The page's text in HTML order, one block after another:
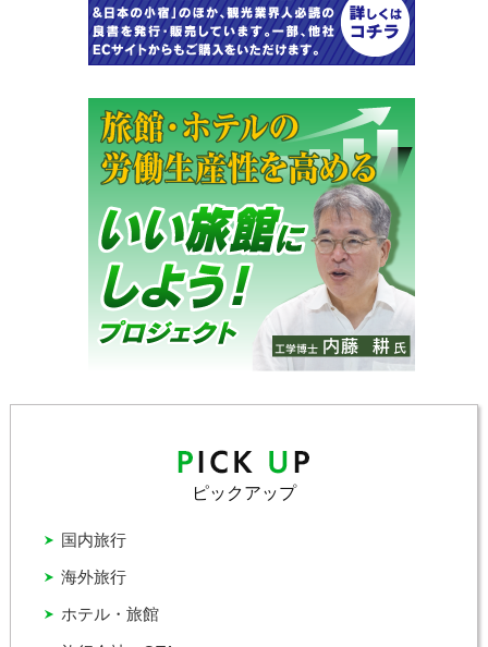
ピックアップ
ホテル・旅館
国内旅行
海外旅行